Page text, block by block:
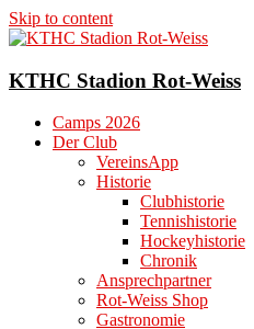
Skip to content
KTHC Stadion Rot-Weiss
Camps 2026
Der Club
VereinsApp
Historie
Clubhistorie
Tennishistorie
Hockeyhistorie
Chronik
Ansprechpartner
Rot-Weiss Shop
Gastronomie